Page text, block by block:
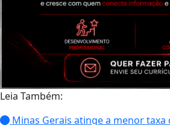
Leia Também:
Minas Gerais atinge a menor